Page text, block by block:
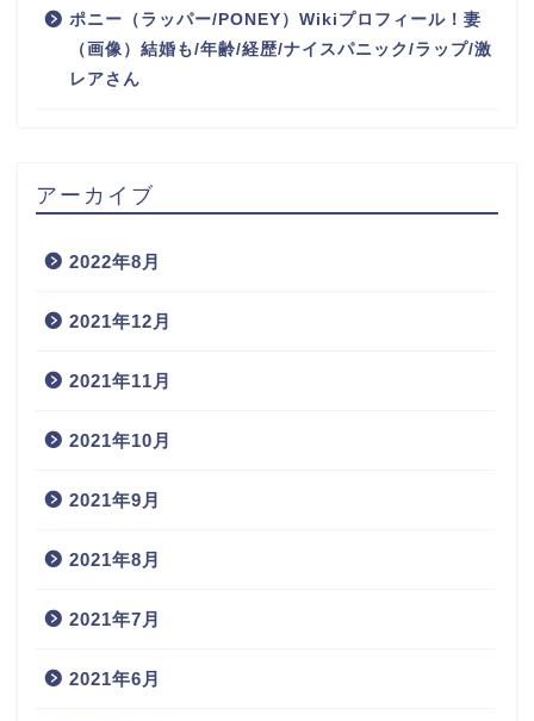
ポニー（ラッパー/PONEY）Wikiプロフィール！妻
（画像）結婚も/年齢/経歴/ナイスパニック/ラップ/激
レアさん
アーカイブ
2022年8月
2021年12月
2021年11月
2021年10月
2021年9月
2021年8月
2021年7月
2021年6月